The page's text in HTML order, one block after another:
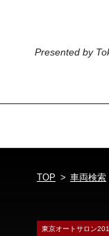
Presented by
TOP 車両検索
東京オートサロン